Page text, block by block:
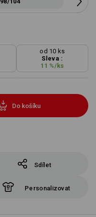
od 10 ks
Sleva :
11 %/ks
Do košíku
Sdílet
Personalizovat